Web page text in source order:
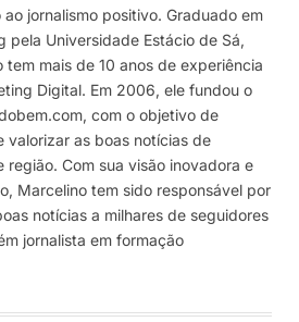
jornalismo positivo. Graduado em
pela Universidade Estácio de Sá,
tem mais de 10 anos de experiência
Digital. Em 2006, ele fundou o
com o objetivo de
valorizar as boas notícias de
região. Com sua visão inovadora e
Marcelino tem sido responsável por
notícias a milhares de seguidores
jornalista em formação